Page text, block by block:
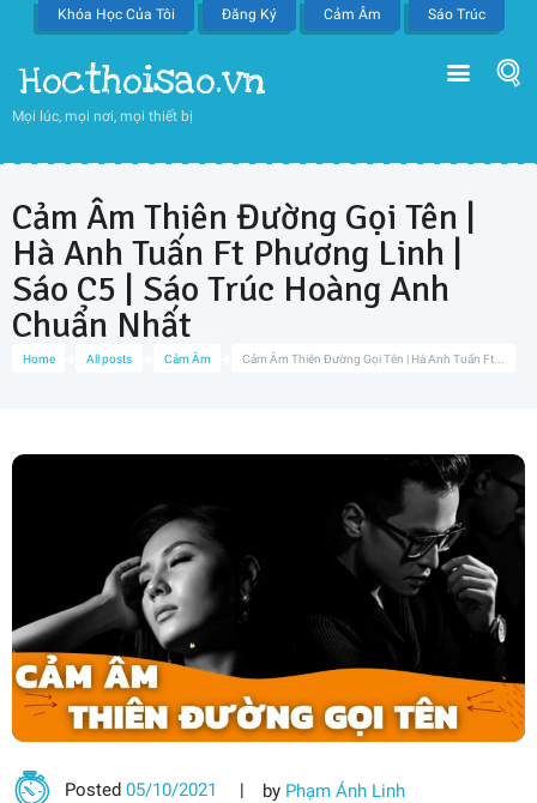
Khóa Học Của Tôi Đăng Ký Cảm Âm Sáo Trúc
Hocthoisao.vn
Mọi lúc, mọi nơi, mọi thiết bị
Home All posts Cảm Âm Cảm Âm Thiên Đường Gọi Tên | Hà Anh Tuấn Ft...
Cảm Âm Thiên Đường Gọi Tên |
Hà Anh Tuấn Ft Phương Linh |
Sáo C5 | Sáo Trúc Hoàng Anh
Chuẩn Nhất
Posted05/10/2021 by Phạm Ánh Linh